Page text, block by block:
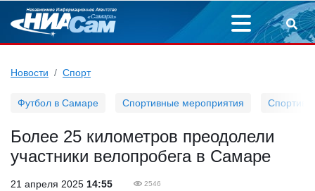
Новости Спорт
Футбол в Самаре Спортивные мероприятия
Более 25 километров преодолели
участники велопробега в Самаре
21 апреля 2025 14:55 2546